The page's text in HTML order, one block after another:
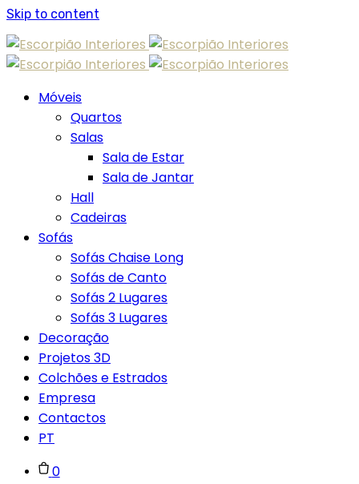
Skip to content
Móveis
Quartos
Salas
Sala de Estar
Sala de Jantar
Hall
Cadeiras
Sofás
Sofás Chaise Long
Sofás de Canto
Sofás 2 Lugares
Sofás 3 Lugares
Decoração
Projetos 3D
Colchões e Estrados
Empresa
Contactos
PT
0